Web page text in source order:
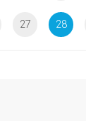
27 28